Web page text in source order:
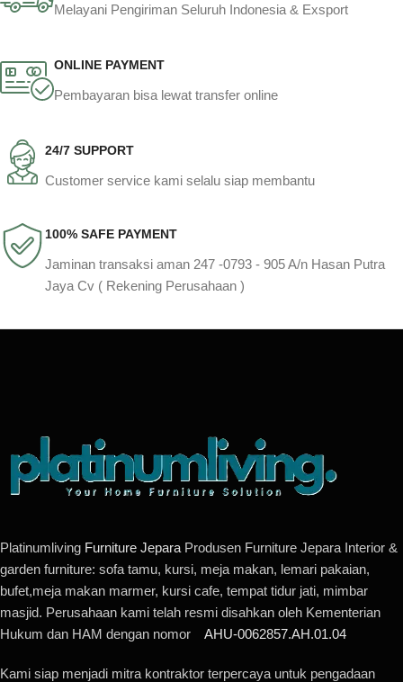
Melayani Pengiriman Seluruh Indonesia & Exsport
ONLINE PAYMENT
Pembayaran bisa lewat transfer online
24/7 SUPPORT
Customer service kami selalu siap membantu
100% SAFE PAYMENT
Jaminan transaksi aman 247 -0793 - 905 A/n Hasan Putra
Jaya Cv ( Rekening Perusahaan )
Platinumliving Furniture Jepara Produsen Furniture Jepara Interior &
garden furniture: sofa tamu, kursi, meja makan, lemari pakaian,
bufet,meja makan marmer, kursi cafe, tempat tidur jati, mimbar
masjid. Perusahaan kami telah resmi disahkan oleh Kementerian
Hukum dan HAM dengan nomor AHU-0062857.AH.01.04
Kami siap menjadi mitra kontraktor terpercaya untuk pengadaan